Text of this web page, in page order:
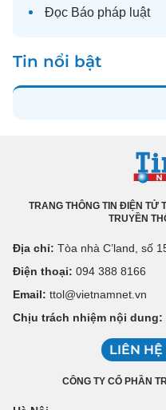
Đọc Báo pháp luật
Tin nổi bật
TRANG THÔNG TIN ĐIỆN TỬ
TRUYỀN
Địa chỉ: Tòa nhà C’land, số
Điện thoại: 094 388 8166
Email: ttol@vietnamnet.vn
Chịu trách nhiệm nội dung:
LIÊN HỆ
CÔNG TY CỔ PHẦN